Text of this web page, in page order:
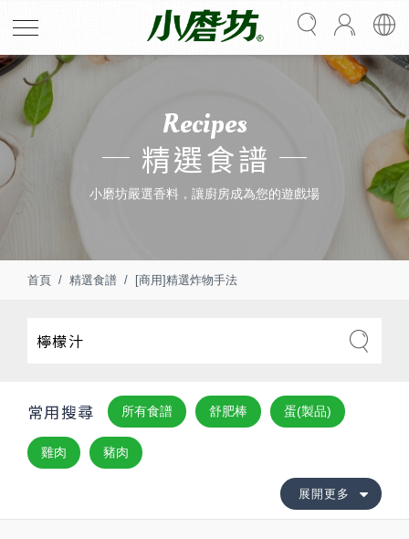
Recipes
精選食譜
小磨坊嚴選香料，讓廚房成為您的遊戲場
首頁 精選食譜 [商用]精選炸物手法
常用搜尋 所有食譜 舒肥棒 蛋(製品)
雞肉 豬肉
展開更多